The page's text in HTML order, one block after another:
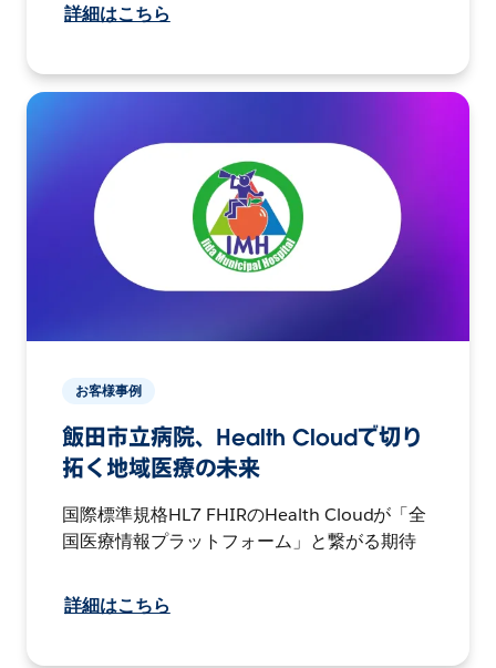
詳細はこちら
お客様事例
飯田市立病院、Health Cloudで切り
拓く地域医療の未来
国際標準規格HL7 FHIRのHealth Cloudが「全
国医療情報プラットフォーム」と繋がる期待
詳細はこちら